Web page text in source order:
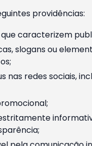
providências:
caracterizem
slogans ou
redes sociais,